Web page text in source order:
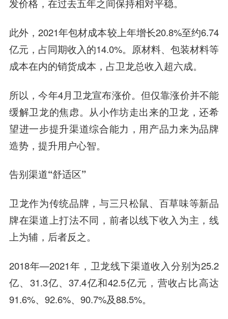
发价格，在过去五年之间保持相对平稳。
此外，2021年包材成本较上年增长20.8%至约6.74
亿元，占同期收入的14.0%。原材料、包装材料等
成本在内的销货成本，占卫龙总收入超六成。
所以，今年4月卫龙宣布涨价。但仅靠涨价并不能
缓解卫龙的焦虑。从小作坊走出来的卫龙，还希
望进一步提升渠道综合能力，用产品力来为品牌
造势，提升用户心智。
告别渠道“舒适区”
卫龙作为传统品牌，与三只松鼠、百草味等新品
牌在渠道上打法不同，前者以线下收入为主，线
上为辅，后者反之。
2018年—2021年，卫龙线下渠道收入分别为25.2
亿、31.3亿、37.4亿和42.5亿元，营收占比高达
91.6%、92.6%、90.7%及88.5%。